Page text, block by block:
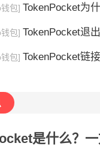
包] TokenPocket为什么被
包] TokenPocket退出登录方
包] TokenPocket链接导
是什么？